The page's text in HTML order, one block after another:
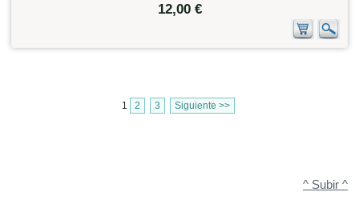
12,00 €
1 2 3 Siguiente >>
^ Subir ^